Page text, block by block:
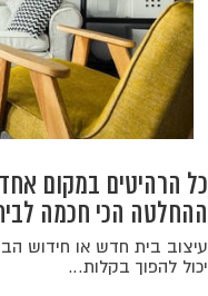
כל הרהיטים במקום
ההחלטה הכי חכמה
עיצוב בית חדש או חידוש
יכול להפוך בקלות…